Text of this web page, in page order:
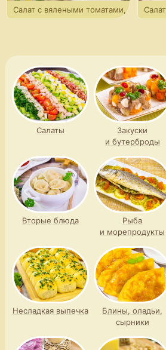
Салат с вялеными томатами,
Салаты
Закуски
и бутерброды
Вторые блюда
Рыба
и морепродукты
Несладкая выпечка
Блины, оладьи,
сырники